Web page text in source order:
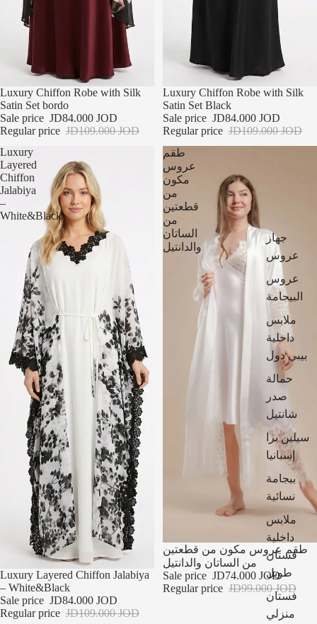
جهاز
عروس
عروس
البيجامة
ملابس
داخلية
بيبي دول
حمالة
صدر
شانتيل
سيلين برا
إسبانيا
بيجامة
نسائية
ملابس
داخلية
فستان
طويل
فستان
منزلي
تخفيضات
Luxury Chiffon Robe with Silk
Satin Set bordo
Sale price JD84.000 JOD
Regular price JD109.000 JOD
تخفيضات
Luxury Chiffon Robe with Silk
Satin Set Black
Sale price JD84.000 JOD
Regular price JD109.000 JOD
Luxury
Layered
Chiffon
Jalabiya
–
White&Black
تخفيضات
Luxury Layered Chiffon Jalabiya
– White&Black
Sale price JD84.000 JOD
Regular price JD109.000 JOD
طقم
عروس
مكون
من
قطعتين
من
الساتان
والدانتيل
نفذ
طقم عروس مكون من قطعتين
من الساتان والدانتيل
Sale price JD74.000 JOD
Regular price JD99.000 JOD